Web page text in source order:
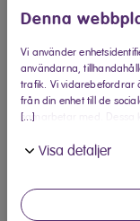
Denna
[...]
Vi använder
användarna,
trafik. Vi vidarebefordrar
från din enhet till de
samarbetar med. Dessa
använt deras tjänster.
Visa detaljer
Köp hos Elon
Hitta din
En liten och
Denna tvättmaskin